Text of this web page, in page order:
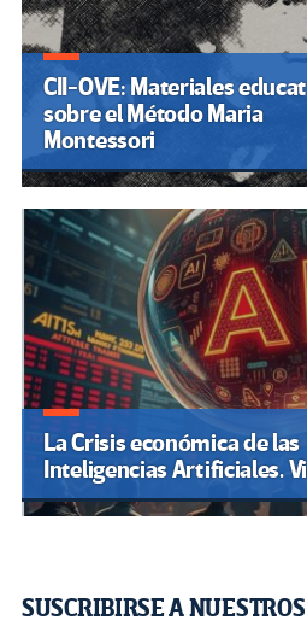
CII-OVE: Materiales
sobre el Método Maria
Montessori
La Crisis económica de las
Inteligencias Artificiales.
SUSCRIBIRSE A